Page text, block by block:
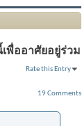
พื่ออาศัยอยู่ร่วม
Rate this Entry
19 Comments